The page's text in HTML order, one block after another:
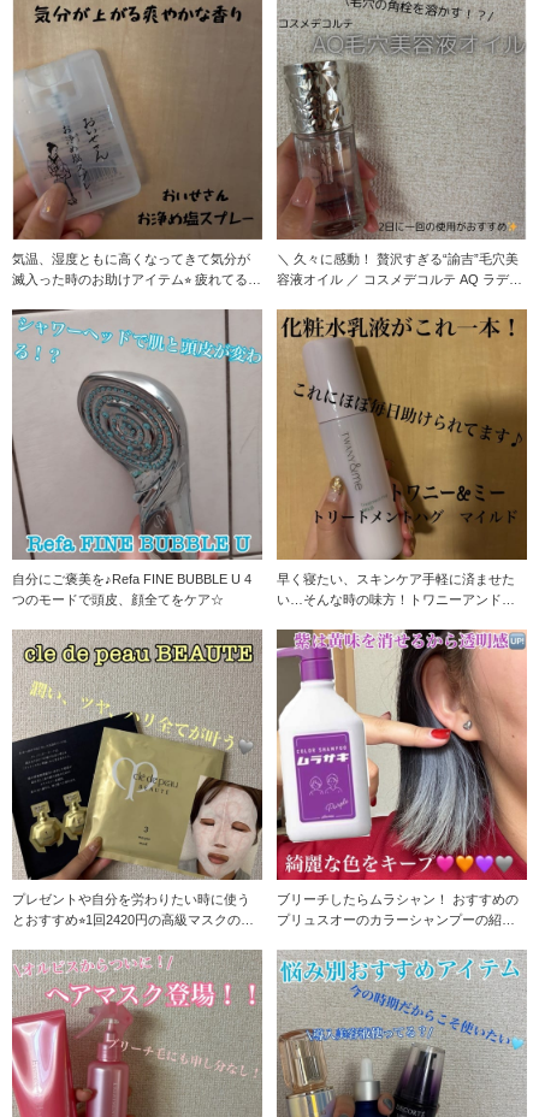
気温、湿度ともに高くなってきて気分が
滅入った時のお助けアイテム⭐︎ 疲れてる時
＼ 久々に感動！ 贅沢すぎる“諭吉”毛穴美
容液オイル ／ コスメデコルテ AQ ラディ
自分にご褒美を♪Refa FINE BUBBLE U 4
つのモードで頭皮、顔全てをケア☆
早く寝たい、スキンケア手軽に済ませた
い…そんな時の味方！トワニーアンドミ
プレゼントや自分を労わりたい時に使う
とおすすめ⭐︎1回2420円の高級マスクの紹
ブリーチしたらムラシャン！ おすすめの
プリュスオーのカラーシャンプーの紹介